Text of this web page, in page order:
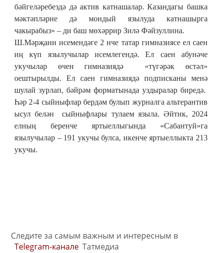
бәйгеләребездә дә актив катнашалар. Казандагы башка
мәктәпләрне дә мондый язылуда катнашырга
чакырабыз» – ди баш мөхәррир Зилә Фәйзуллина.
Ш.Мәрҗани исемендәге 2 нче татар гимназиясе ел саен
иң күп язылучылар исемлегендә. Ел саен абунәче
укучылар өчен гимназиядә «түгәрәк өстәл»
оештырылды. Ел саен гимназиядә подписканы менә
шулай зурлап, бәйрәм форматынада уздыралар биредә.
Һәр 2-4 сыйныфлар бердәм булып журналга альтерантив
ысул белән сыйныфлары тулаем языла. Әйтик, 2024
елның беренче яртыеллыгында «Сабантуй»га
язылучылар – 191 укучы булса, икенче яртыеллыкта 213
укучы.
Следите за самым важным и интересным в
Telegram-канале Татмедиа